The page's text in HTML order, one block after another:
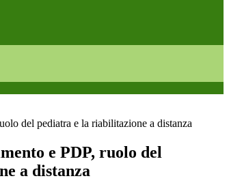
del pediatra e la riabilitazione a distanza
e PDP, ruolo del
a distanza